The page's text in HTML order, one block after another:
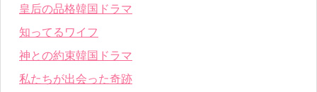
皇后の品格韓国ドラマ
知ってるワイフ
神との約束韓国ドラマ
私たちが出会った奇跡